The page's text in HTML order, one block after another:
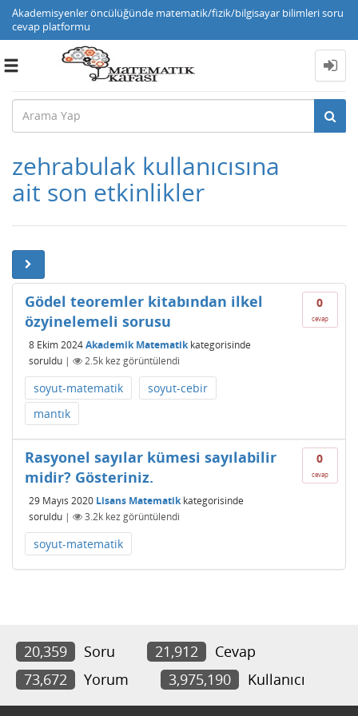
Akademisyenler öncülüğünde matematik/fizik/bilgisayar bilimleri soru
cevap platformu
Toggle
zehrabulak kullanıcısına
ait son etkinlikler
0
cevap
Gödel teoremler kitabından ilkel
özyinelemeli sorusu
8 Ekim 2024Akademik Matematikkategorisinde
soruldu | 2.5k kez görüntülendi
soyut-matematik
soyut-cebir
mantık
0
cevap
Rasyonel sayılar kümesi sayılabilir
midir? Gösteriniz.
29 Mayıs 2020 Lisans Matematikkategorisinde
soruldu | 3.2k kez görüntülendi
soyut-matematik
20,359 Soru 21,912
Cevap
73,672
Yorum 3,975,190 Kullanıcı